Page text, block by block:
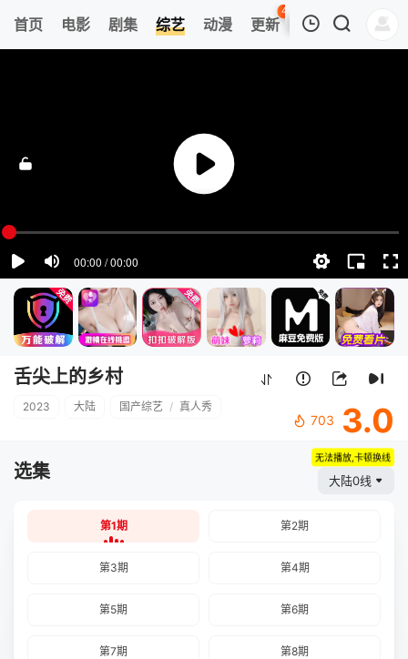
首页 电影 剧集 综艺 动漫 更新
40
热榜 APP
清空
舌尖上的乡村
2023 大陆 国产综艺 / 真人秀
703 3.0
选集
无法播放,卡顿换线
大陆0线
第1期 第2期
第3期 第4期
第5期 第6期
第7期 第8期